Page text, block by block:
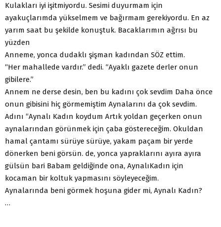
Kulakları iyi işitmiyordu. Sesimi duyurmam için
ayakuçlarımda yükselmem ve bağırmam gerekiyordu. En az
yarım saat bu şekilde konuştuk. Bacaklarımın ağrısı bu
yüzden
Anneme, yonca dudaklı şişman kadından SÖZ ettim.
“Her mahallede vardır.” dedi. “Ayaklı gazete derler onun
gibilere.”
Annem ne derse desin, ben bu kadını çok sevdim Daha önce
onun gibisini hiç görmemiştim Aynalarını da çok sevdim.
Adını “Aynalı Kadın koydum Artık yoldan geçerken onun
aynalarından görünmek için çaba göstereceğim. Okuldan
hamal çantamı sürüye sürüye, yakam paçam bir yerde
dönerken beni görsün. de, yonca yapraklarını ayıra ayıra
gülsün bari Babam geldiğinde ona, AynalıKadın için
kocaman bir koltuk yapmasını söyleyeceğim.
Aynalarında beni görmek hoşuna gider mi, Aynalı Kadın?
…